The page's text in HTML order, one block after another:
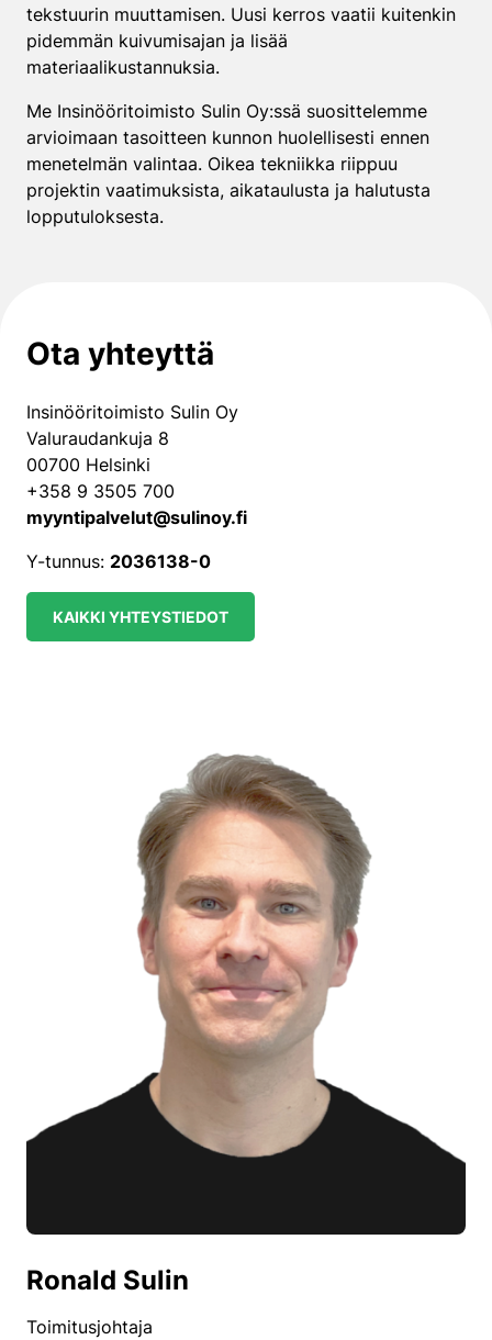
tekstuurin muuttamisen. Uusi kerros vaatii kuitenkin
pidemmän kuivumisajan ja lisää
materiaalikustannuksia.
Me Insinööritoimisto Sulin Oy:ssä suosittelemme
arvioimaan tasoitteen kunnon huolellisesti ennen
menetelmän valintaa. Oikea tekniikka riippuu
projektin vaatimuksista, aikataulusta ja halutusta
lopputuloksesta.
Ota yhteyttä
Insinööritoimisto Sulin Oy
Valuraudankuja 8
00700 Helsinki
+358 9 3505 700
myyntipalvelut@sulinoy.fi
Y-tunnus: 2036138-0
KAIKKI YHTEYSTIEDOT
Ronald Sulin
Toimitusjohtaja